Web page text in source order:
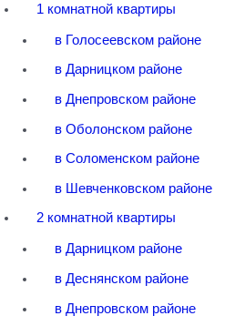
1 комнатной квартиры
в Голосеевском районе
в Дарницком районе
в Днепровском районе
в Оболонском районе
в Соломенском районе
в Шевченковском районе
2 комнатной квартиры
в Дарницком районе
в Деснянском районе
в Днепровском районе